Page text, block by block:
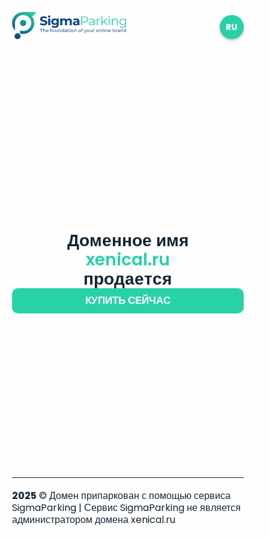
RU
Доменное имя
xenical.ru
продается
КУПИТЬ СЕЙЧАС
2025 © Домен припаркован с помощью сервиса
SigmaParking | Сервис SigmaParking не является
администратором домена xenical.ru